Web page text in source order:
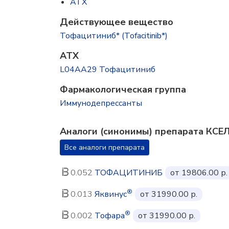
Действующее вещество
Тофацитиниб* (Tofacitinib*)
ATX
L04AA29 Тофацитиниб
Фармакологическая группа
Иммунодепрессанты
Аналоги (синонимы) препарата
Все аналоги препарата
0.052 ТОФАЦИТИНИБ
от 19806.00 р.
0.013 Яквинус®
от 31990.00 р.
0.002 Тофара® от 31990.00 р.